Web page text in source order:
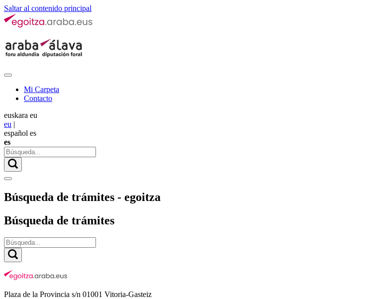
Saltar al contenido principal
Mi Carpeta
Contacto
euskara eu
eu |
español es
es
Búsqueda de trámites - egoitza
Búsqueda de trámites
Plaza de la Provincia s/n 01001 Vitoria-Gasteiz